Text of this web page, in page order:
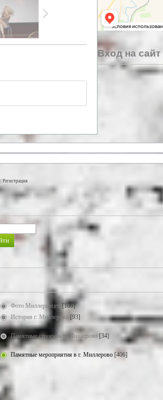
Вход на сайт
Регистрация
Фото Миллеровцев [106]
История г. Миллерово [93]
Памятные строения г. Миллерово [34]
Памятные мероприятия в г. Миллерово [406]